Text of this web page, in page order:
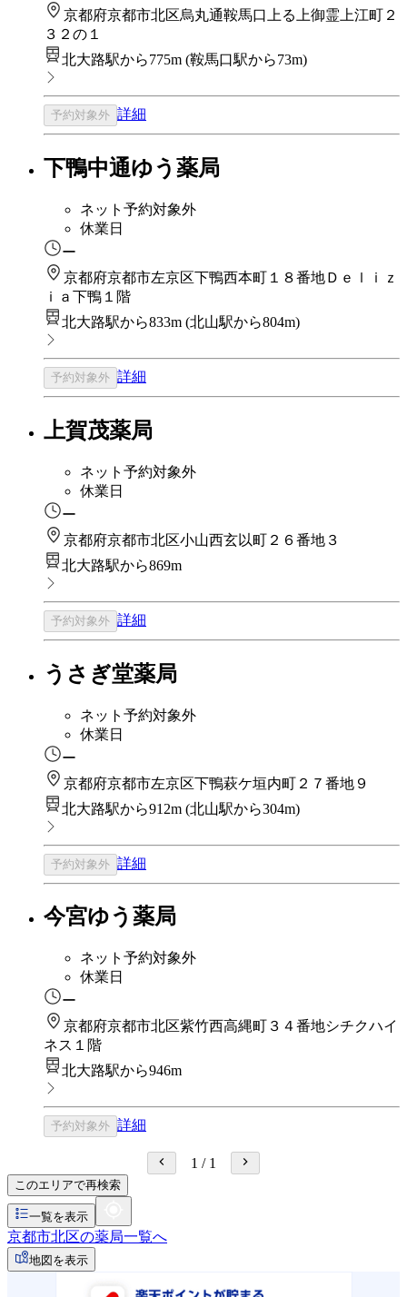
京都府京都市北区烏丸通鞍馬口上る上御霊上江町２
３２の１
北大路駅から775m (鞍馬口駅から73m)
予約対象外 詳細
下鴨中通ゆう薬局
ネット予約対象外
休業日
ー
京都府京都市左京区下鴨西本町１８番地Ｄｅｌｉｚ
ｉａ下鴨１階
北大路駅から833m (北山駅から804m)
予約対象外 詳細
上賀茂薬局
ネット予約対象外
休業日
ー
京都府京都市北区小山西玄以町２６番地３
北大路駅から869m
予約対象外 詳細
うさぎ堂薬局
ネット予約対象外
休業日
ー
京都府京都市左京区下鴨萩ケ垣内町２７番地９
北大路駅から912m (北山駅から304m)
予約対象外 詳細
今宮ゆう薬局
ネット予約対象外
休業日
ー
京都府京都市北区紫竹西高縄町３４番地シチクハイ
ネス１階
北大路駅から946m
予約対象外 詳細
1 / 1
このエリアで再検索
一覧を表示
京都市北区の薬局一覧へ
地図を表示